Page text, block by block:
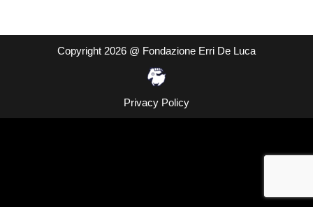
Copyright 2026 @ Fondazione Erri De Luca
Privacy Policy